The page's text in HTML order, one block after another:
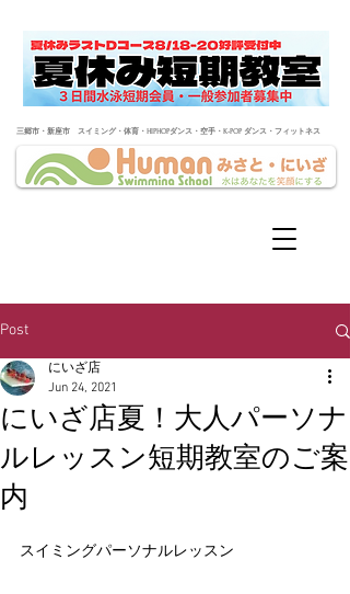
​三郷市・新座市 スイミング・体育・HIPHOPダンス・空手・K-POP ダンス・フィットネス
Post
にいざ店夏！大人パーソナ
ルレッスン短期教室のご案
内
にいざ店
Jun 24, 2021
スイミングパーソナルレッスン